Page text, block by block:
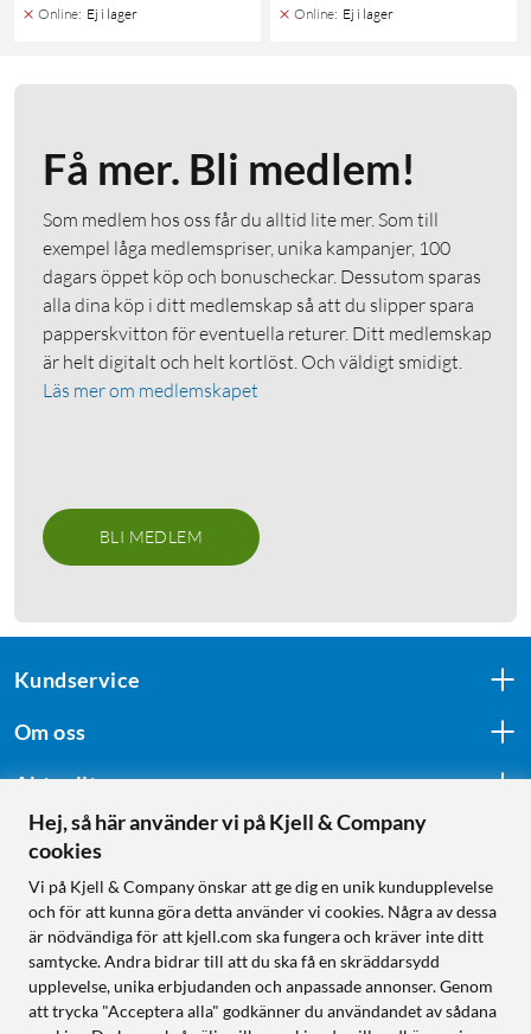
Online: Ej i lager Online: Ej i lager
Få mer. Bli medlem!
Som medlem hos oss får du alltid lite mer. Som till
exempel låga medlemspriser, unika kampanjer, 100
dagars öppet köp och bonuscheckar. Dessutom sparas
alla dina köp i ditt medlemskap så att du slipper spara
papperskvitton för eventuella returer. Ditt medlemskap
är helt digitalt och helt kortlöst. Och väldigt smidigt.
Läs mer om medlemskapet
BLI MEDLEM
Kundservice
Om oss
Aktuellt
Följ oss
Handla från:
Sverige
Hej, så här använder vi på Kjell & Company
cookies
Vi på Kjell & Company önskar att ge dig en unik kundupplevelse
och för att kunna göra detta använder vi cookies. Några av dessa
är nödvändiga för att kjell.com ska fungera och kräver inte ditt
samtycke. Andra bidrar till att du ska få en skräddarsydd
upplevelse, unika erbjudanden och anpassade annonser. Genom
att trycka "Acceptera alla" godkänner du användandet av sådana